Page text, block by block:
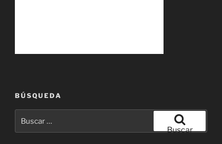
BÚSQUEDA
por:
Buscar